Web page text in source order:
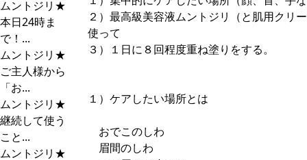
ムントジリ★
本日24時ま
で！...
ムントジリ★
ご主人様から
「お...
ムントジリ★
継続して使う
こと...
ムントジリ★
２）最高級美容液ムントジリ（と肌用クリ
使って
３）１日に８回程度重ね塗りをする。
１）ケアしたい場所とは
おでこのしわ
眉間のしわ